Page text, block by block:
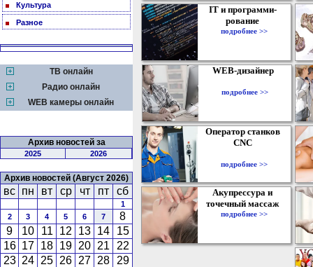
Культура
Разное
ТВ онлайн
Радио онлайн
WEB камеры онлайн
Архив новостей за
2025 2026
Архив новостей (Август 2026)
вс пн вт ср чт пт сб
1
2
3 4 5 6 7
8
9
10 11 12 13 14
15
16 17 18 19 20 21
22
23 24 25 26 27 28 29
IT и программи-
рование
подробнее >>
WEB-дизайнер
подробнее >>
Оператор станков
CNC
подробнее >>
Акупрессура и
точечный массаж
подробнее >>